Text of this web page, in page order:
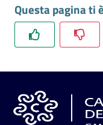
Registrati
Seguici
su
Questa pagina ti